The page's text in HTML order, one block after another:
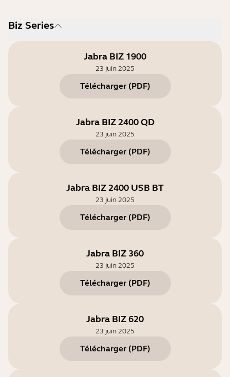
Biz Series
Jabra BIZ 1900
23 juin 2025
Télécharger (PDF)
Jabra BIZ 2400 QD
23 juin 2025
Télécharger (PDF)
Jabra BIZ 2400 USB BT
23 juin 2025
Télécharger (PDF)
Jabra BIZ 360
23 juin 2025
Télécharger (PDF)
Jabra BIZ 620
23 juin 2025
Télécharger (PDF)